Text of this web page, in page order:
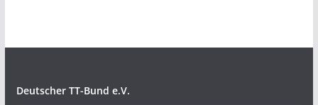
Deutscher TT-Bund e.V.